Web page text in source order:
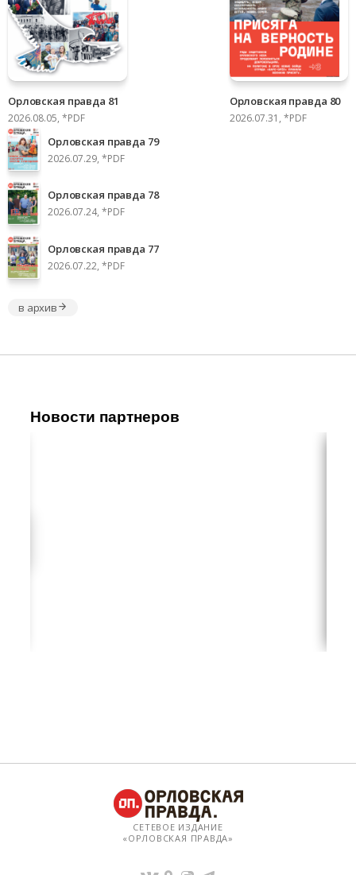
Орловская правда 81
2026.08.05, *PDF
Орловская правда 80
2026.07.31, *PDF
Орловская правда 79
2026.07.29, *PDF
Орловская правда 78
2026.07.24, *PDF
Орловская правда 77
2026.07.22, *PDF
в архив
Новости партнеров
СЕТЕВОЕ ИЗДАНИЕ
«ОРЛОВСКАЯ ПРАВДА»